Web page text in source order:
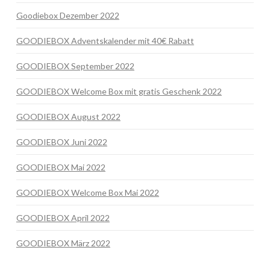
Goodiebox Dezember 2022
GOODIEBOX Adventskalender mit 40€ Rabatt
GOODIEBOX September 2022
GOODIEBOX Welcome Box mit gratis Geschenk 2022
GOODIEBOX August 2022
GOODIEBOX Juni 2022
GOODIEBOX Mai 2022
GOODIEBOX Welcome Box Mai 2022
GOODIEBOX April 2022
GOODIEBOX März 2022